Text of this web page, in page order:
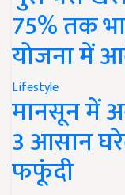
75% तक
योजना में
Lifestyle
मानसून में
3 आसान
फफूंदी